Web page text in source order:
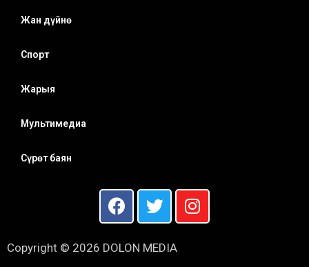
Жан дүйнө
Спорт
Жарыя
Мультимедиа
Сүрөт баян
Copyright © 2026 DOLON MEDIA